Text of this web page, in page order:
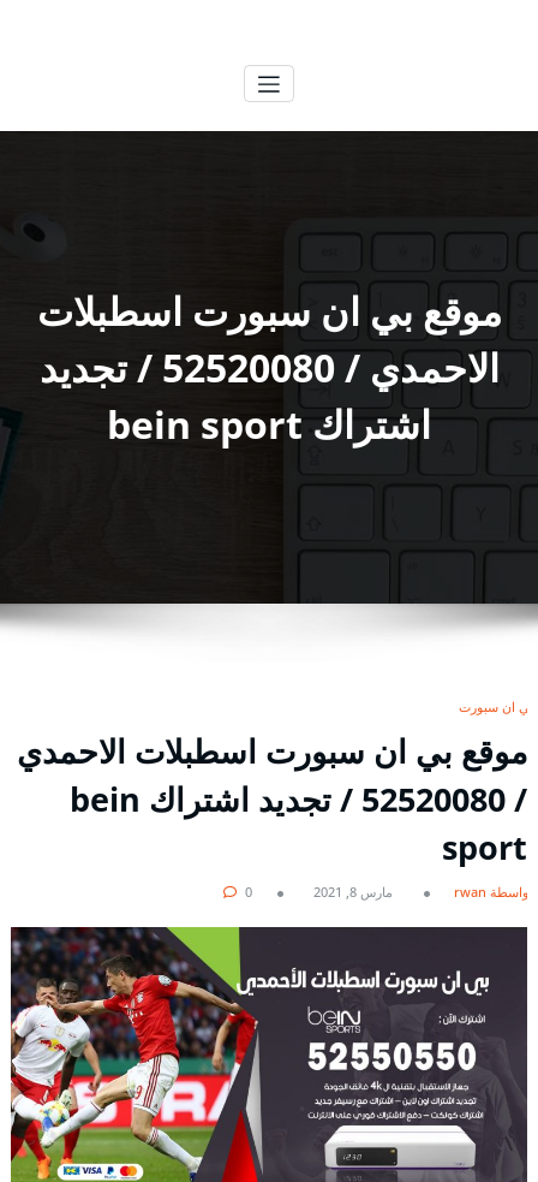
موقع بي ان سبورت اسطبلات
الاحمدي / 52520080 / تجديد
اشتراك bein sport
بي ان سبورت
موقع بي ان سبورت اسطبلات الاحمدي
/ 52520080 / تجديد اشتراك bein
sport
بواسطة rwan مارس 8, 2021 0